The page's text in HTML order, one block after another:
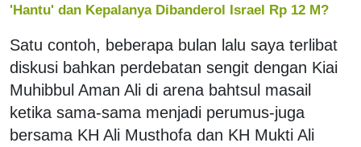
'Hantu' dan Kepalanya Dibanderol Israel Rp 12 M?
Satu contoh, beberapa bulan lalu saya terlibat
diskusi bahkan perdebatan sengit dengan Kiai
Muhibbul Aman Ali di arena bahtsul masail
ketika sama-sama menjadi perumus-juga
bersama KH Ali Musthofa dan KH Mukti Ali